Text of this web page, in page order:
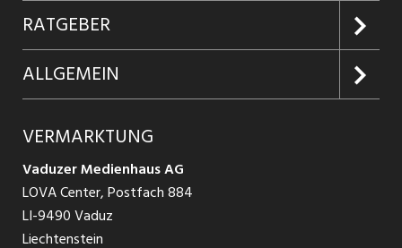
Jobabo
Firmen entdecken
Jobs in Graubünden
Jobs in St. Gallen
Jobs in Glarus
Jobs in der Südostschweiz
Kundenlogin
Inserieren
Produkte
Schnittstelle
RATGEBER
Glossar
Ratgeber Bewerbung / Rekrutierung
ALLGEMEIN
AGB
Datenschutzbestimmungen
VERMARKTUNG
Vaduzer Medienhaus AG
LOVA Center, Postfach 884
LI-9490 Vaduz
Liechtenstein